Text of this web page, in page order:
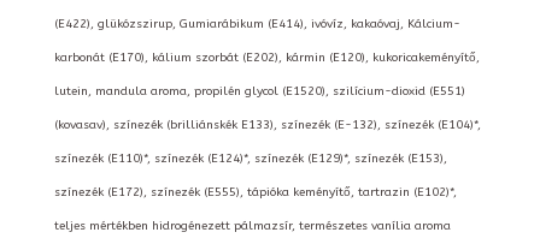
(E422), glükózszirup, Gumiarábikum (E414), ivóvíz, kakaóvaj, Kálcium-
karbonát (E170), kálium szorbát (E202), kármin (E120), kukoricakeményítő,
lutein, mandula aroma, propilén glycol (E1520), szilícium-dioxid (E551)
(kovasav), színezék (brilliánskék E133), színezék (E-132), színezék (E104)*,
színezék (E110)*, színezék (E124)*, színezék (E129)*, színezék (E153),
színezék (E172), színezék (E555), tápióka keményítő, tartrazin (E102)*,
teljes mértékben hidrogénezett pálmazsír, természetes vanília aroma